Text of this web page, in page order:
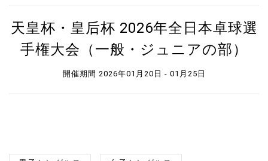
天皇杯・皇后杯 2026年全日本卓球選
手権大会（一般・ジュニアの部）
開催期間 2026年01月20日 - 01月25日